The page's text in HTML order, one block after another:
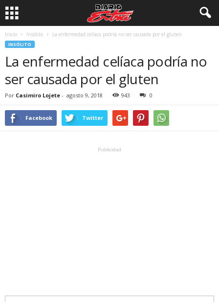
Inicio Insólito La enfermedad celíaca podría no ser causada por el gluten
INSÓLITO
La enfermedad celíaca podría no
ser causada por el gluten
Por Casimiro Lojete - agosto 9, 2018 943 0
Facebook Twitter
Publicidad